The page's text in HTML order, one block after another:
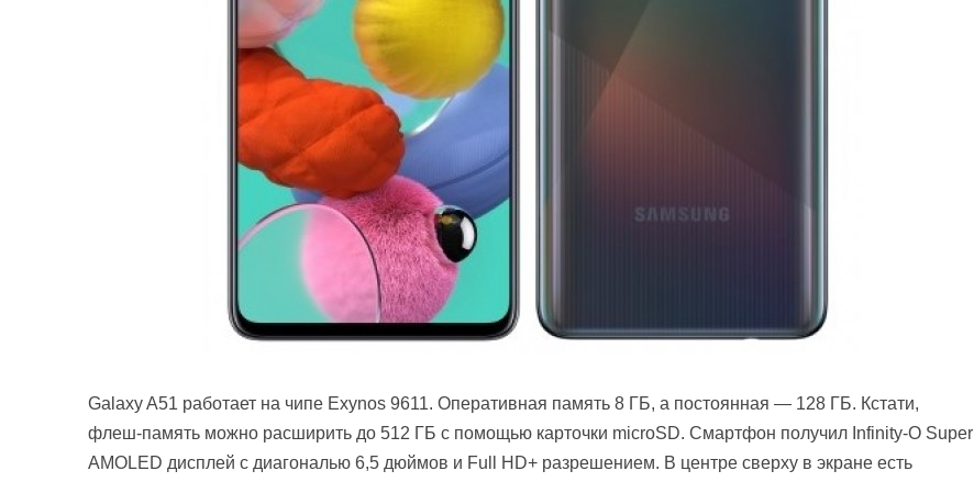
Galaxy A51 работает на чипе Exynos 9611. Оперативная память 8 ГБ, а постоянная — 128 ГБ. Кстати,
флеш-память можно расширить до 512 ГБ с помощью карточки microSD. Смартфон получил Infinity-O Super
AMOLED дисплей с диагональю 6,5 дюймов и Full HD+ разрешением. В центре сверху в экране есть